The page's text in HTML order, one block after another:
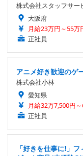
株式会社スタッフサー
大阪府
月給23万円～55万
正社員
アニメ好き歓迎のゲ
株式会社小林
愛知県
月給32万7,500円
正社員
「好きを仕事に!」